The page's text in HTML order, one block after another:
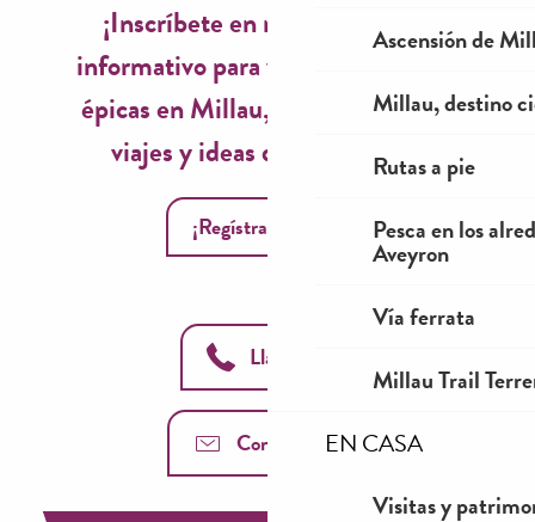
Ascensión de
Millau, destino
Rutas a pie
Pesca en los
Aveyron
Vía ferrata
Millau Trail
EN CASA
Visitas y
¡Inscríbete en nuestro boletín
informativo para vivir experiencias
épicas en Millau, inspiraciones de
viajes y ideas de temporada!
¡Regístrate ahora!
Llámanos
Contáctenos